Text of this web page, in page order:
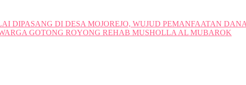
DIPASANG DI DESA MOJOREJO, WUJUD PEMANFAATAN
GOTONG ROYONG REHAB MUSHOLLA AL MUBAROK